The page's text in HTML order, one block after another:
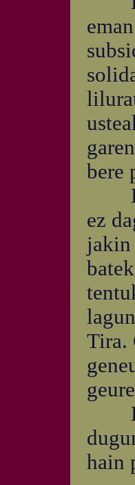
bere
ez
jakin
Tira.
hain